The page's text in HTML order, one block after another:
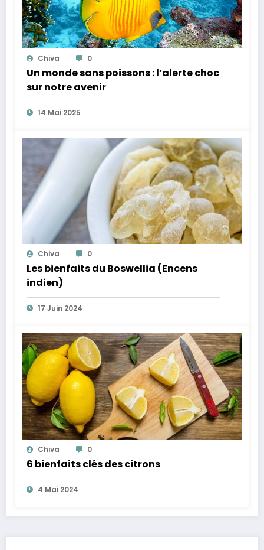
Chiva 0
Un monde sans poissons : l’alerte choc
sur notre avenir
14 Mai 2025
Chiva 0
Les bienfaits du Boswellia (Encens
indien)
17 Juin 2024
Chiva 0
6 bienfaits clés des citrons
4 Mai 2024